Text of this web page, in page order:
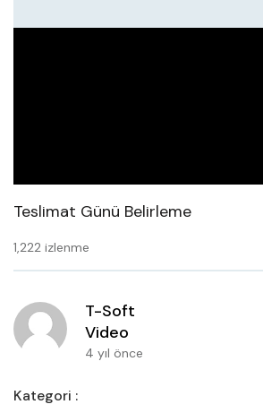
Teslimat Günü Belirleme
1,222 izlenme
T-Soft
Video
4 yıl önce
Kategori :